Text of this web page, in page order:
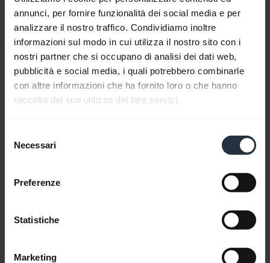
annunci, per fornire funzionalità dei social media e per
analizzare il nostro traffico. Condividiamo inoltre
informazioni sul modo in cui utilizza il nostro sito con i
nostri partner che si occupano di analisi dei dati web,
pubblicità e social media, i quali potrebbero combinarle
con altre informazioni che ha fornito loro o che hanno
raccolto dal suo utilizzo dei loro servizi.
delNecessari
Preferenze
Statistiche
Marketing
Download
11.67 MB - pdf
Manuale d'uso
Italiano